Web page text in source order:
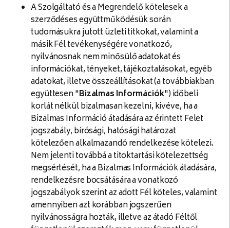
A Szolgáltató és a Megrendelő kötelesek a
szerződéses együttműködésük során
tudomásukra jutott üzleti titkokat, valamint a
másik Fél tevékenységére vonatkozó,
nyilvánosnak nem minősülő adatokat és
információkat, tényeket, tájékoztatásokat, egyéb
adatokat, illetve összeállításokat (a továbbiakban
együttesen "Bizalmas Információk") időbeli
korlát nélkül bizalmasan kezelni, kivéve, ha a
Bizalmas Információ átadására az érintett Felet
jogszabály, bírósági, hatósági határozat
kötelezően alkalmazandó rendelkezése kötelezi.
Nem jelenti továbbá a titoktartási kötelezettség
megsértését, ha a Bizalmas Információk átadására,
rendelkezésre bocsátására a vonatkozó
jogszabályok szerint az adott Fél köteles, valamint
amennyiben azt korábban jogszerűen
nyilvánosságra hozták, illetve az átadó Féltől